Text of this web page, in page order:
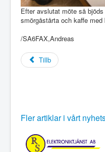
Efter avslutat möte så
smörgåstårta och kaffe med
/SA6FAX,Andreas
Tillb
Fler artiklar i vårt